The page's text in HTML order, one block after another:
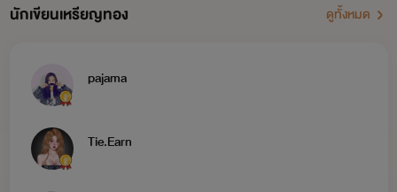
นักเขียนเหรียญทอง ดูทั้งหมด
pajama
Tie.Earn